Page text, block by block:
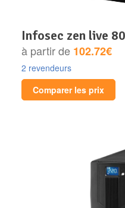
infosec zen live
à partir de 102.72€
2 revendeurs
Comparer les prix